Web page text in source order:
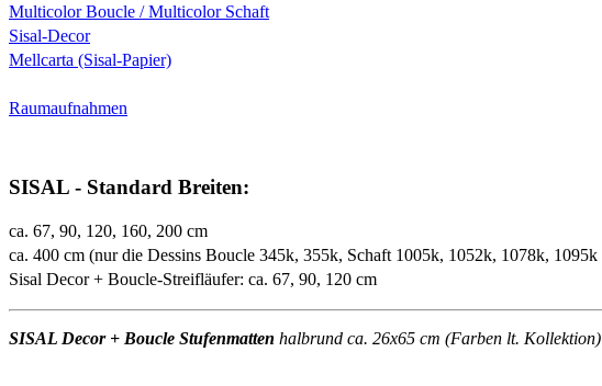
Multicolor Boucle / Multicolor Schaft
Sisal-Decor
Mellcarta (Sisal-Papier)
Raumaufnahmen
SISAL - Standard Breiten:
ca. 67, 90, 120, 160, 200 cm
ca. 400 cm (nur die Dessins Boucle 345k, 355k, Schaft 1005k, 1052k, 1078k, 1095k
Sisal Decor + Boucle-Streifläufer: ca. 67, 90, 120 cm
SISAL Decor + Boucle Stufenmatten halbrund ca. 26x65 cm (Farben lt. Kollektion)